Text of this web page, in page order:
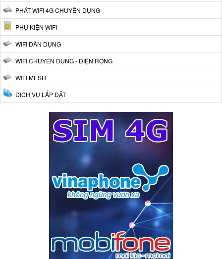
PHÁT WIFI 4G CHUYÊN DỤNG
PHỤ KIỆN WIFI
WIFI DÂN DỤNG
WIFI CHUYÊN DỤNG - DIỆN RỘNG
WIFI MESH
DỊCH VỤ LẮP ĐẶT